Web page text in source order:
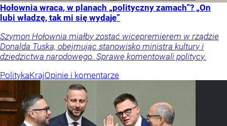
Hołownia wraca, w planach „polityczny zamach”? „On
lubi władzę, tak mi się wydaje”
Szymon Hołownia miałby zostać wicepremierem w rządzie
Donalda Tuska, obejmując stanowisko ministra kultury i
dziedzictwa narodowego. Sprawę komentowali politycy.
PolitykaKrajOpinie i komentarze